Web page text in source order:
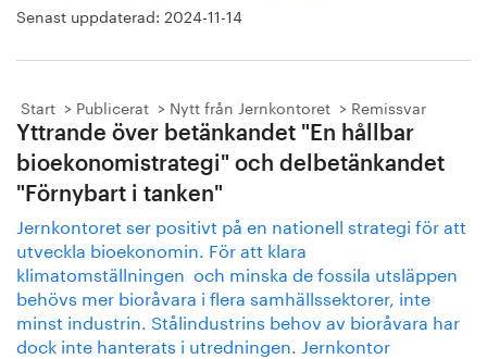
Senast uppdaterad: 2024-11-14
Start Publicerat Nytt från Jernkontoret Remissvar
Yttrande över betänkandet "En hållbar
bioekonomistrategi" och delbetänkandet
"Förnybart i tanken"
Jernkontoret ser positivt på en nationell strategi för att
utveckla bioekonomin. För att klara
klimatomställningen och minska de fossila utsläppen
behövs mer bioråvara i flera samhällssektorer, inte
minst industrin. Stålindustrins behov av bioråvara har
dock inte hanterats i utredningen. Jernkontor